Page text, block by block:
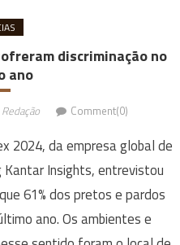
discriminação no
ano
Redação Comment(0)
2024, da empresa global de
Insights, entrevistou
61% dos pretos e pardos
ano. Os ambientes e